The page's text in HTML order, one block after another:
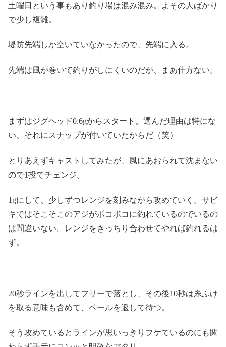
土曜日という事もあり釣り場は混み混み。よその人ばかり
で少し複雑。
堤防先端しか空いていなかったので、先端に入る。
先端は風が巻いて釣りがしにくいのだが、まあ仕方ない。
まずはジグヘッド0.6gからスタート。選んだ理由は特にな
い、それにスナップが付いていたからだ（笑）
とりあえずキャストしてみたが、風にあおられて沈まない
ので1投でチェンジ。
1gにして、少しずつレンジを刻みながら攻めていく。サビ
キではそこそこのアジがボコボコに釣れているのでいるの
は間違いない。レンジをきっちり合わせてやれば釣れるは
ず。
20秒ラインを出してフリーで落とし、その後10秒は糸ふけ
を取る意味も含めて、ベールを返して待つ。
そう攻めているとラインが思いっきりフケているのにも関